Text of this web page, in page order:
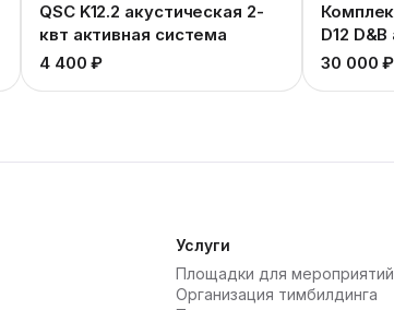
QSC K12.2 акустическая 2-
квт активная система
4 400 ₽
D12
30 000 ₽
Услуги
Площадки для мероприятий
Организация тимбилдинга